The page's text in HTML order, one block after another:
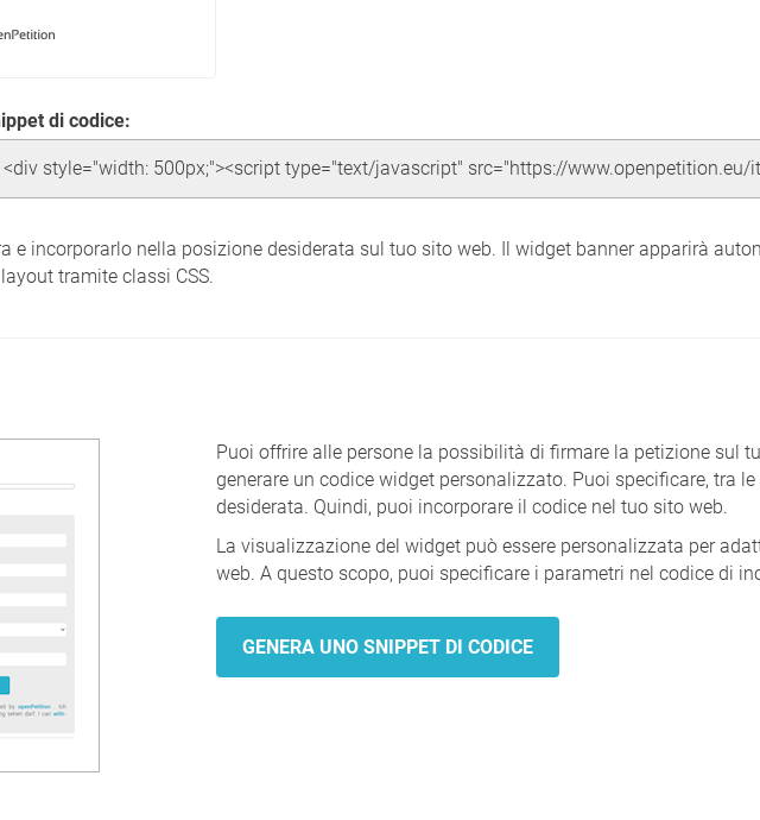
di codice:
e incorporarlo nella posizione desiderata sul tuo sito web. Il widget banner apparirà
tramite classi CSS.
Puoi offrire alle persone la possibilità di firmare la petizione sul
generare un codice widget personalizzato. Puoi specificare, tra
desiderata. Quindi, puoi incorporare il codice nel tuo sito web.
La visualizzazione del widget può essere personalizzata per
web. A questo scopo, puoi specificare i parametri nel codice di
GENERA UNO SNIPPET DI CODICE